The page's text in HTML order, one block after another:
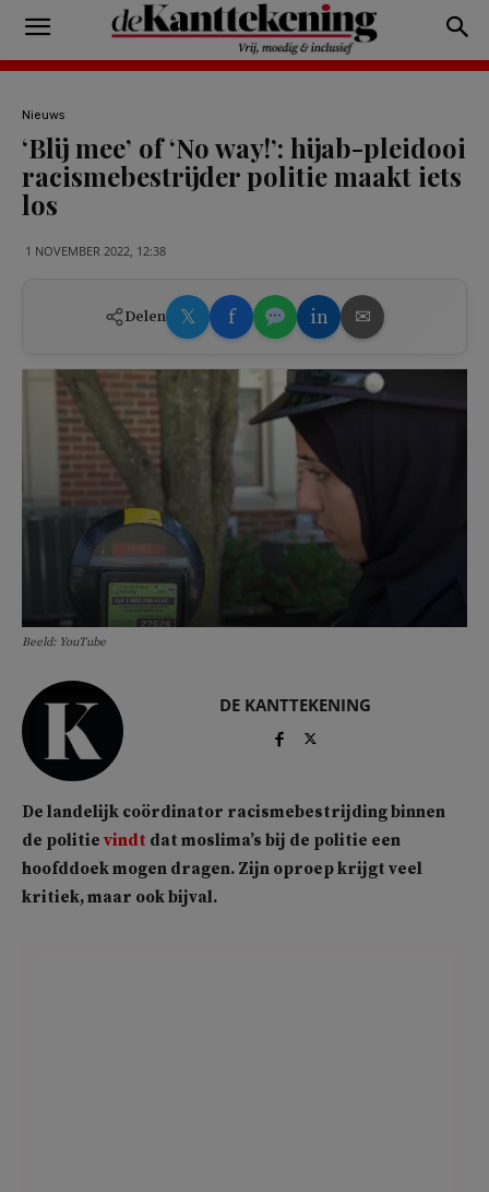
Nieuws
‘Blij mee’ of ‘No way!’: hijab-pleidooi
racismebestrijder politie maakt iets
los
1 NOVEMBER 2022, 12:38
Delen 𝕏 f in ✉
Beeld: YouTube
DE KANTTEKENING
De landelijk coördinator racismebestrijding binnen
de politie vindt dat moslima’s bij de politie een
hoofddoek mogen dragen. Zijn oproep krijgt veel
kritiek, maar ook bijval.